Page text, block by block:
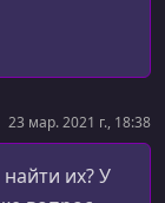
23 мар. 2021 г., 18:38
их? У